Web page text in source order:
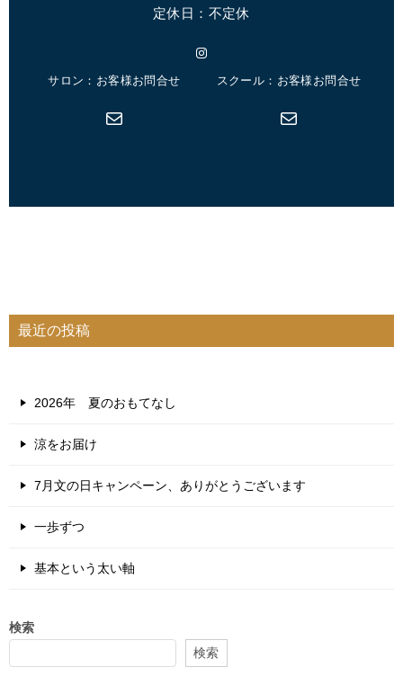
定休日：不定休
Instagram
サロン：お客様お問合せ
メール
スクール：お客様お問合せ
メール
最近の投稿
2026年 夏のおもてなし
涼をお届け
7月文の日キャンペーン、ありがとうございます
一歩ずつ
基本という太い軸
検索
検索